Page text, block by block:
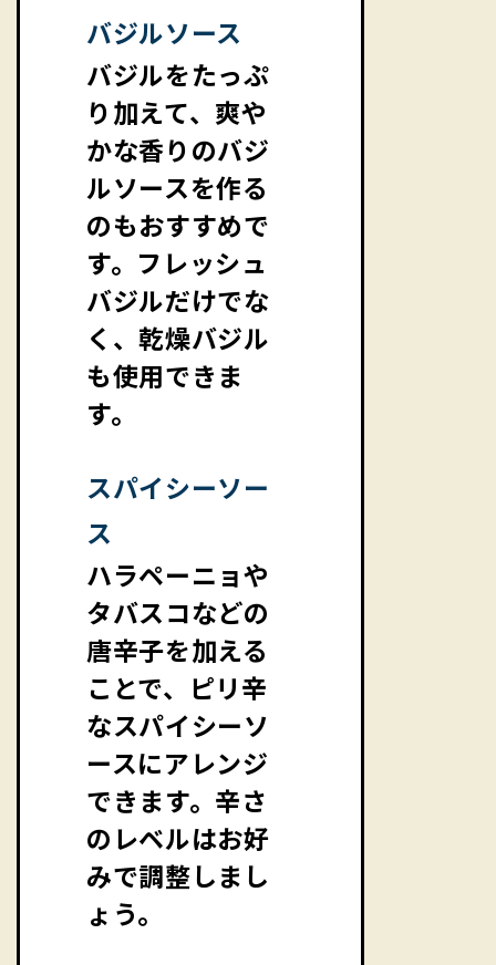
バジルソース
バジルをたっぷ
り加えて、爽や
かな香りのバジ
ルソースを作る
のもおすすめで
す。フレッシュ
バジルだけでな
く、乾燥バジル
も使用できま
す。
スパイシーソー
ス
ハラペーニョや
タバスコなどの
唐辛子を加える
ことで、ピリ辛
なスパイシーソ
ースにアレンジ
できます。辛さ
のレベルはお好
みで調整しまし
ょう。